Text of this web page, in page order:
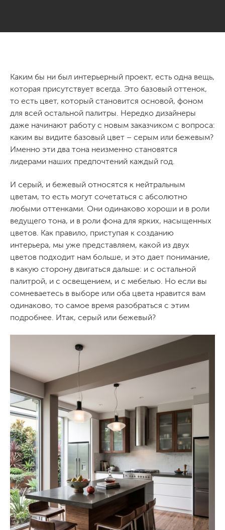
Каким бы ни был интерьерный проект, есть одна вещь,
которая присутствует всегда. Это базовый оттенок,
то есть цвет, который становится основой, фоном
для всей остальной палитры. Нередко дизайнеры
даже начинают работу с новым заказчиком с вопроса:
каким вы видите базовый цвет – серым или бежевым?
Именно эти два тона неизменно становятся
лидерами наших предпочтений каждый год.
И серый, и бежевый относятся к нейтральным
цветам, то есть могут сочетаться с абсолютно
любыми оттенками. Они одинаково хороши и в роли
ведущего тона, и в роли фона для ярких, насыщенных
цветов. Как правило, приступая к созданию
интерьера, мы уже представляем, какой из двух
цветов подходит нам больше, и это дает понимание,
в какую сторону двигаться дальше: и с остальной
палитрой, и с освещением, и с мебелью. Но если вы
сомневаетесь в выборе или оба цвета нравится вам
одинаково, то самое время разобраться с этим
подробнее. Итак, серый или бежевый?